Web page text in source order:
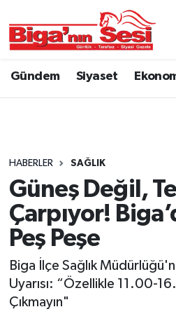
Gündem Siyaset
HABERLER SAĞLIK
Güneş Değil,
Çarpıyor!
Peş Peşe
Biga İlçe Sağlık
Uyarısı: “Özellikle 11.00-
Çıkmayın"
Asayiş
Belediye
Dünya
Eğitim
Ekonomi
Genel
Çanakkale Hava Durumu
Tüm Manşetler
Son Dakika Haberleri
Haber Arşivi